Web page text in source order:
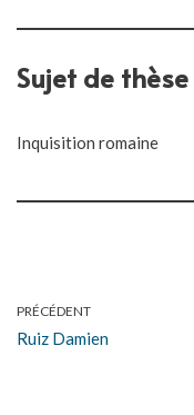
Sujet de thèse
Inquisition romaine
PRÉCÉDENT
Ruiz Damien